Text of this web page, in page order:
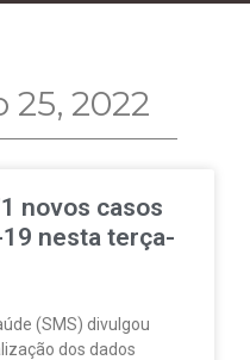
25, 2022
novos casos
nesta terça-
(SMS) divulgou
dos dados